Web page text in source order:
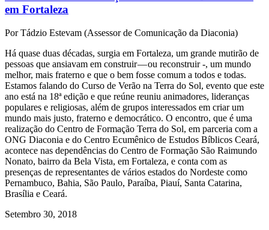
em Fortaleza
Por Tádzio Estevam (Assessor de Comunicação da Diaconia)
Há quase duas décadas, surgia em Fortaleza, um grande mutirão de
pessoas que ansiavam em construir — ou reconstruir -, um mundo
melhor, mais fraterno e que o bem fosse comum a todos e todas.
Estamos falando do Curso de Verão na Terra do Sol, evento que este
ano está na 18ª edição e que reúne reuniu animadores, lideranças
populares e religiosas, além de grupos interessados em criar um
mundo mais justo, fraterno e democrático. O encontro, que é uma
realização do Centro de Formação Terra do Sol, em parceria com a
ONG Diaconia e do Centro Ecumênico de Estudos Bíblicos Ceará,
acontece nas dependências do Centro de Formação São Raimundo
Nonato, bairro da Bela Vista, em Fortaleza, e conta com as
presenças de representantes de vários estados do Nordeste como
Pernambuco, Bahia, São Paulo, Paraíba, Piauí, Santa Catarina,
Brasília e Ceará.
Setembro 30, 2018